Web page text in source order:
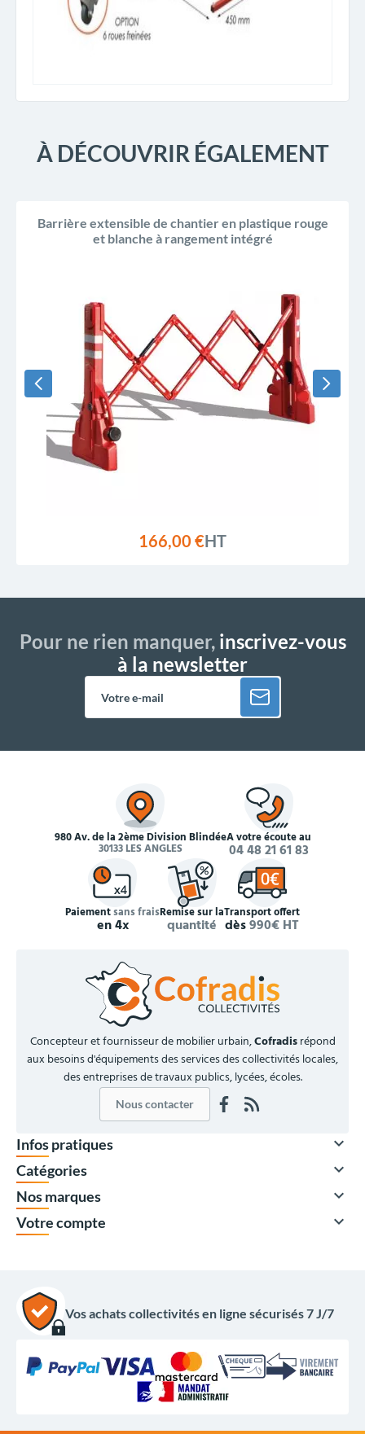
À partir de
HT
À DÉCOUVRIR ÉGALEMENT
Barrière extensible de chantier en plastique rouge
et blanche à rangement intégré
166,00 €HT
Pour ne rien manquer,inscrivez-vous
à la newsletter
980 Av. de la 2ème Division Blindée
30133 LES ANGLES
À votre écoute au
04 48 21 61 83
Paiementsans frais
en 4x
Remise sur la
quantité
Transport offert
dès990€ HT
Concepteur et fournisseur de mobilier urbain,Cofradisrépond
aux besoins d'équipements des services des collectivités locales,
des entreprises de travaux publics, lycées, écoles.
Nous contacter
Infos pratiques 
Catégories 
Nos marques 
Votre compte 
Vos achats collectivités en ligne sécurisés 7 J/7